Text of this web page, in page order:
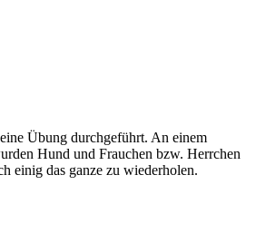
Übung durchgeführt. An einem
Hund und Frauchen bzw. Herrchen
einig das ganze zu wiederholen.